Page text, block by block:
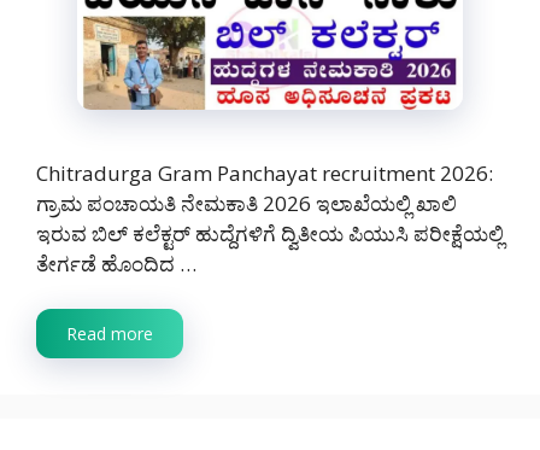
Chitradurga Gram Panchayat recruitment 2026:
ಗ್ರಾಮ ಪಂಚಾಯತಿ ನೇಮಕಾತಿ 2026 ಇಲಾಖೆಯಲ್ಲಿ ಖಾಲಿ
ಇರುವ ಬಿಲ್ ಕಲೆಕ್ಟರ್ ಹುದ್ದೆಗಳಿಗೆ ದ್ವಿತೀಯ ಪಿಯುಸಿ ಪರೀಕ್ಷೆಯಲ್ಲಿ
ತೇರ್ಗಡೆ ಹೊಂದಿದ …
Read more